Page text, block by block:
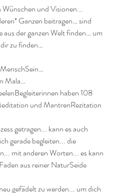
und Visionen...
Ganzen beitragen… sind
aus der ganzen Welt finden… um
zu finden…
Mala…
haben 108
und MantrenRezitation
getragen... kann es auch
gerade begleiten... die
mit anderen Worten... es kann
aus reiner NaturSeide
gefädelt zu werden... um dich